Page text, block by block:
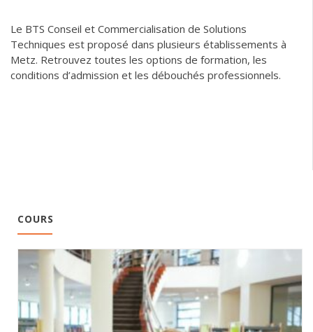
Le BTS Conseil et Commercialisation de Solutions
Techniques est proposé dans plusieurs établissements à
Metz. Retrouvez toutes les options de formation, les
conditions d’admission et les débouchés professionnels.
COURS